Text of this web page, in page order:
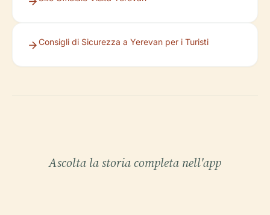
Consigli di Sicurezza a Yerevan per i Turisti
Ascolta la storia completa nell'app